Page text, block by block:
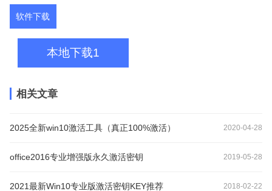
软件下载
本地下载1
相关文章
2025全新win10激活工具（真正100%激活） 2020-04-28
office2016专业增强版永久激活密钥 2019-05-28
2021最新Win10专业版激活密钥KEY推荐 2018-02-22